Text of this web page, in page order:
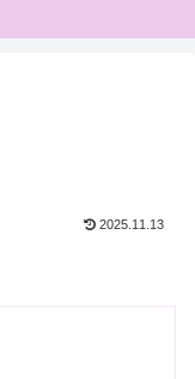
2025.11.13